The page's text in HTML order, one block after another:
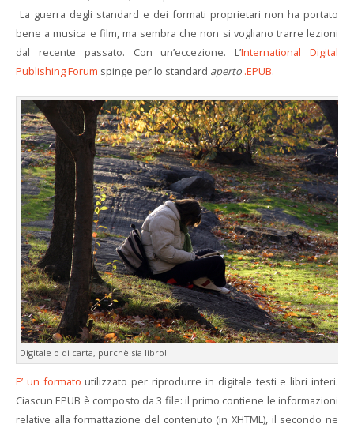
La guerra degli standard e dei formati proprietari non ha portato
bene a musica e film, ma sembra che non si vogliano trarre lezioni
dal recente passato. Con un’eccezione. L’International Digital
Publishing Forum spinge per lo standard aperto .EPUB.
Digitale o di carta, purchè sia libro!
E’ un formato utilizzato per riprodurre in digitale testi e libri interi.
Ciascun EPUB è composto da 3 file: il primo contiene le informazioni
relative alla formattazione del contenuto (in XHTML), il secondo ne